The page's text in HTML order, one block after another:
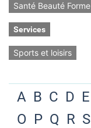
Santé Beauté Forme
Services
Sports et loisirs
A B C D E
O P Q R S